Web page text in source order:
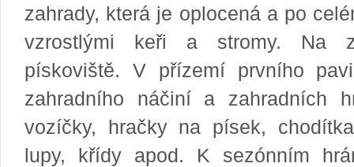
Archiv
zahrady, která je oplocená a po
vzrostlými keři a stromy. Na
pískoviště. V přízemí prvního
zahradního náčiní a zahradních
vozíčky, hračky na písek,
lupy, křídy apod. K sezónním